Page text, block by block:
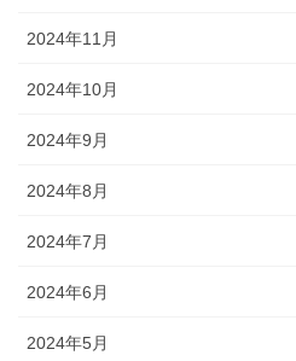
2024年11月
2024年10月
2024年9月
2024年8月
2024年7月
2024年6月
2024年5月